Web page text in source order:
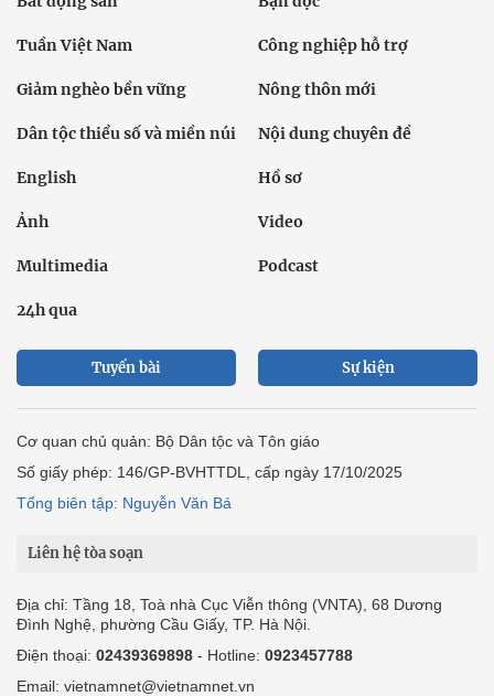
Tuần Việt Nam Công nghiệp hỗ trợ
Giảm nghèo bền vững Nông thôn mới
Dân tộc thiểu số và miền núi Nội dung chuyên đề
English Hồ sơ
Ảnh Video
Multimedia Podcast
24h qua
Tuyến bài Sự kiện
Cơ quan chủ quản: Bộ Dân tộc và Tôn giáo
Số giấy phép: 146/GP-BVHTTDL, cấp ngày 17/10/2025
Tổng biên tập: Nguyễn Văn Bá
Liên hệ tòa soạn
Địa chỉ: Tầng 18, Toà nhà Cục Viễn thông (VNTA), 68 Dương
Đình Nghệ, phường Cầu Giấy, TP. Hà Nội.
Điện thoại: 02439369898 - Hotline: 0923457788
Email: vietnamnet@vietnamnet.vn